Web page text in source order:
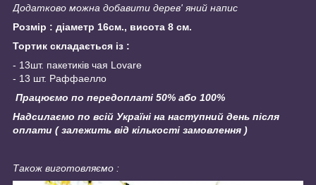
Додатково можна добавити дерев' яний напис
Розмір : діаметр 16см., висота 8 см.
Тортик складається із :
- 13шт. пакетиків чая Lovare
- 13 шт. Раффаелло
Працюємо по передоплаті 50% або 100%
Надсилаємо по всій Україні на наступний день після
оплати ( залежить від кількості замовлення )
Також виготовляємо :